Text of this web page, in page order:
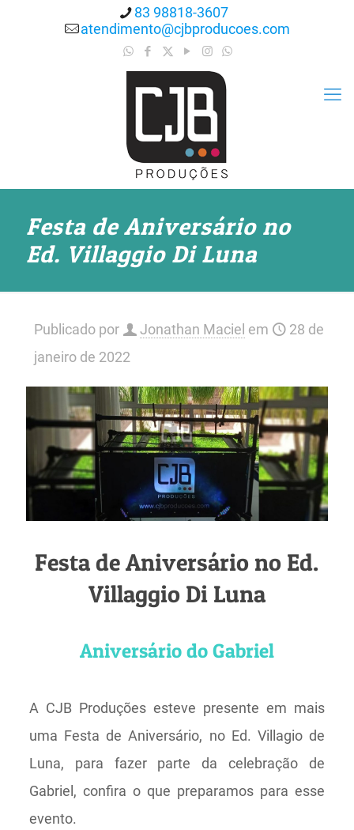
83 98818-3607
atendimento@cjbproducoes.com
Festa de Aniversário no
Ed. Villaggio Di Luna
Publicado por Jonathan Maciel em
28 de
janeiro de 2022
Festa de Aniversário no Ed.
Villaggio Di Luna
Aniversário do Gabriel
A CJB Produções esteve presente em mais
uma Festa de Aniversário, no Ed. Villagio de
Luna, para fazer parte da celebração de
Gabriel, confira o que preparamos para esse
evento.